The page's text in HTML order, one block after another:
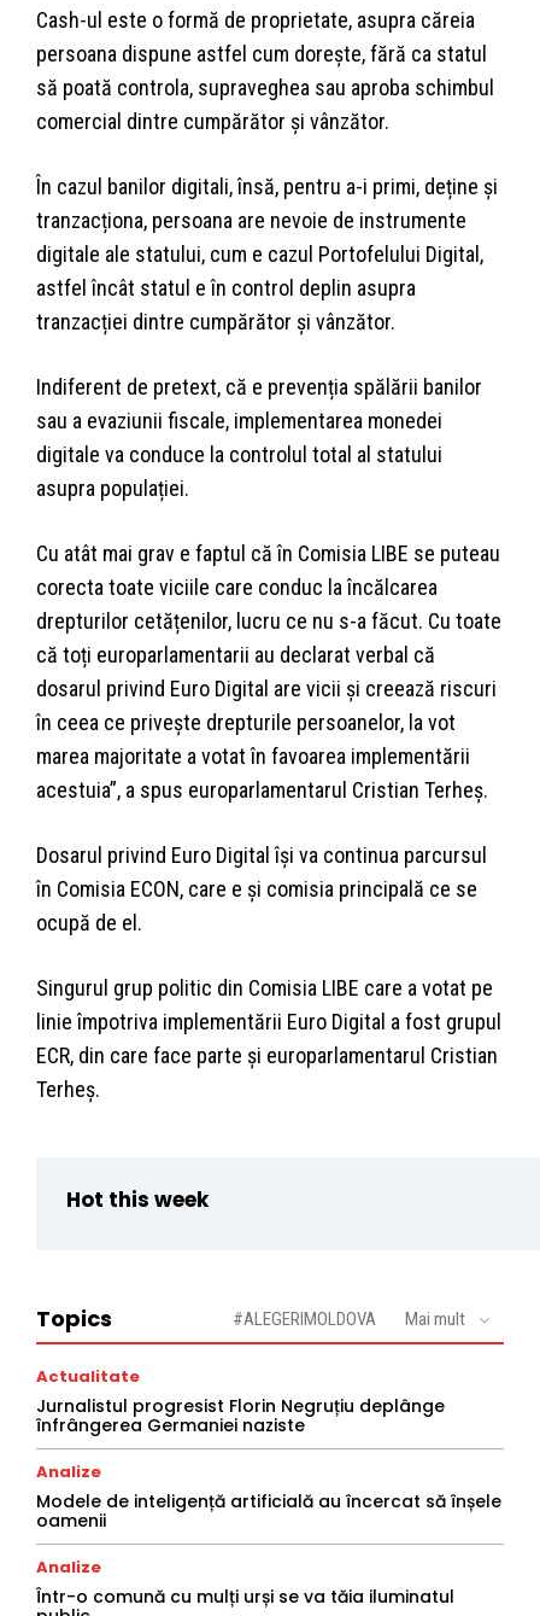
Cash-ul este o formă de proprietate, asupra căreia
persoana dispune astfel cum dorește, fără ca statul
să poată controla, supraveghea sau aproba schimbul
comercial dintre cumpărător și vânzător.
În cazul banilor digitali, însă, pentru a-i primi, deține și
tranzacționa, persoana are nevoie de instrumente
digitale ale statului, cum e cazul Portofelului Digital,
astfel încât statul e în control deplin asupra
tranzacției dintre cumpărător și vânzător.
Indiferent de pretext, că e prevenția spălării banilor
sau a evaziunii fiscale, implementarea monedei
digitale va conduce la controlul total al statului
asupra populației.
Cu atât mai grav e faptul că în Comisia LIBE se puteau
corecta toate viciile care conduc la încălcarea
drepturilor cetățenilor, lucru ce nu s-a făcut. Cu toate
că toți europarlamentarii au declarat verbal că
dosarul privind Euro Digital are vicii și creează riscuri
în ceea ce privește drepturile persoanelor, la vot
marea majoritate a votat în favoarea implementării
acestuia”, a spus europarlamentarul Cristian Terheș.
Dosarul privind Euro Digital își va continua parcursul
în Comisia ECON, care e și comisia principală ce se
ocupă de el.
Singurul grup politic din Comisia LIBE care a votat pe
linie împotriva implementării Euro Digital a fost grupul
ECR, din care face parte și europarlamentarul Cristian
Terheș.
Hot this week
Topics #ALEGERIMOLDOVA Mai mult
Actualitate
Jurnalistul progresist Florin Negruțiu deplânge
înfrângerea Germaniei naziste
Analize
Modele de inteligență artificială au încercat să înșele
oamenii
Analize
Într-o comună cu mulți urși se va tăia iluminatul